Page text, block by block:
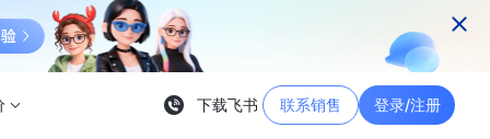
下载飞书 联系销售 登录/注册